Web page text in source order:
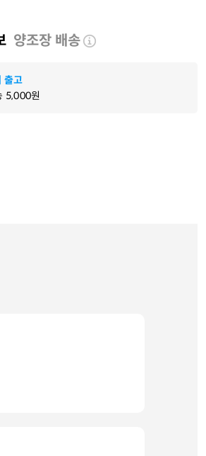
양조장 배송
출고
5,000원